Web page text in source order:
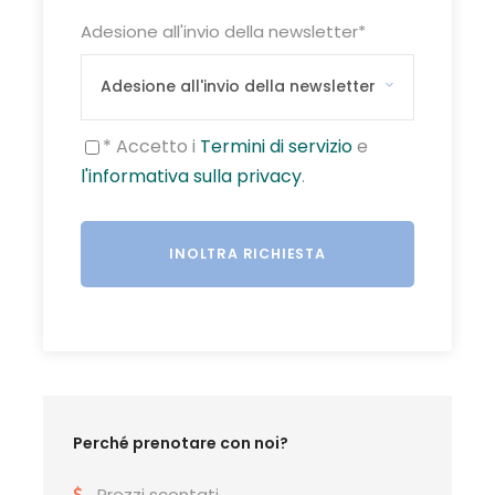
Adesione all'invio della newsletter*
* Accetto i Termini di servizioe
l'informativa sulla privacy.
Perché prenotare con noi?
✗ Garanzia Prezzo Sicuro
personale, eccedenza bagaglio
✗ Escursioni facoltative e tutto ciò non
evidenziato nella voce “la quota
comprende”
catalogo.